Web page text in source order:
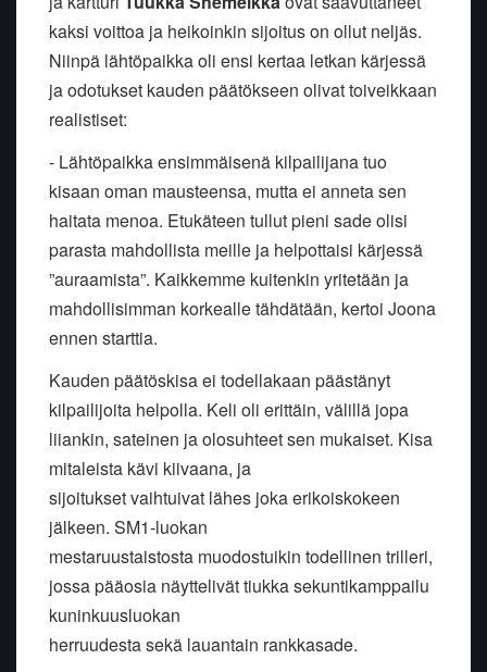
kaksi voittoa ja heikoinkin sijoitus on ollut neljäs.
Niinpä lähtöpaikka oli ensi kertaa letkan kärjessä
ja odotukset kauden päätökseen olivat toiveikkaan
realistiset:
- Lähtöpaikka ensimmäisenä kilpailijana tuo
kisaan oman mausteensa, mutta ei anneta sen
haitata menoa. Etukäteen tullut pieni sade olisi
parasta mahdollista meille ja helpottaisi kärjessä
”auraamista”. Kaikkemme kuitenkin yritetään ja
mahdollisimman korkealle tähdätään, kertoi Joona
ennen starttia.
Kauden päätöskisa ei todellakaan päästänyt
kilpailijoita helpolla. Keli oli erittäin, välillä jopa
liiankin, sateinen ja olosuhteet sen mukaiset. Kisa
mitaleista kävi kiivaana, ja
sijoitukset vaihtuivat lähes joka erikoiskokeen
jälkeen. SM1-luokan
mestaruustaistosta muodostuikin todellinen trilleri,
jossa pääosia näyttelivät tiukka sekuntikamppailu
kuninkuusluokan
herruudesta sekä lauantain rankkasade.